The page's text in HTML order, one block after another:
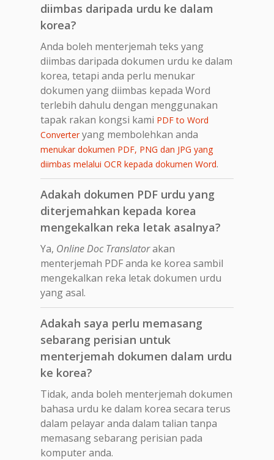
diimbas daripada urdu ke dalam
korea?
Anda boleh menterjemah teks yang
diimbas daripada dokumen urdu ke dalam
korea, tetapi anda perlu menukar
dokumen yang diimbas kepada Word
terlebih dahulu dengan menggunakan
tapak rakan kongsi kami PDF to Word
Converteryang membolehkan anda
menukar dokumen PDF, PNG dan JPG yang
diimbas melalui OCR kepada dokumen Word.
Adakah dokumen PDF urdu yang
diterjemahkan kepada korea
mengekalkan reka letak asalnya?
Ya, Online Doc Translatorakan
menterjemah PDF anda ke korea sambil
mengekalkan reka letak dokumen urdu
yang asal.
Adakah saya perlu memasang
sebarang perisian untuk
menterjemah dokumen dalam urdu
ke korea?
Tidak, anda boleh menterjemah dokumen
bahasa urdu ke dalam korea secara terus
dalam pelayar anda dalam talian tanpa
memasang sebarang perisian pada
komputer anda.